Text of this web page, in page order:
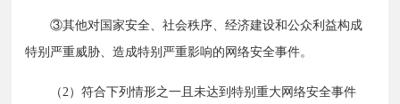
③其他对国家安全、社会秩序、经济建设和公众利益构成
特别严重威胁、造成特别严重影响的网络安全事件。
（2）符合下列情形之一且未达到特别重大网络安全事件